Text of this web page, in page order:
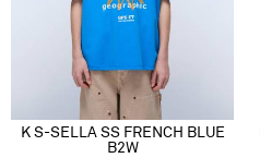
K S-SELLA SS FRENCH BLUE
B2W